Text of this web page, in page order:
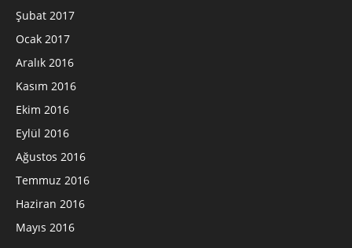
Şubat 2017
Ocak 2017
Aralık 2016
Kasım 2016
Ekim 2016
Eylül 2016
Ağustos 2016
Temmuz 2016
Haziran 2016
Mayıs 2016